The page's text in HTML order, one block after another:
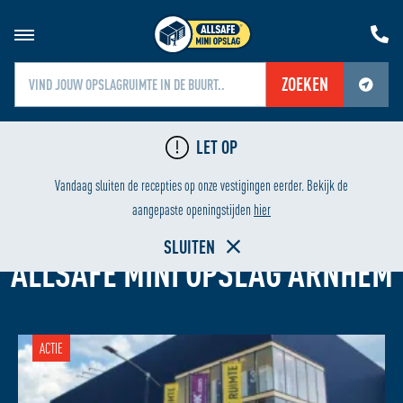
ZOEKEN
Jouw locatiediensten zijn uitgeschakeld.
Schakel jouw locatiediensten in om deze functie te gebruiken.
LET OP
Vandaag sluiten de recepties op onze vestigingen eerder. Bekijk de
aangepaste openingstijden hier
SLUITEN
24/7 BEVEILIGING
GARAGEBOX HUREN
ALLSAFE MINI OPSLAG ARNHEM
ACTIE